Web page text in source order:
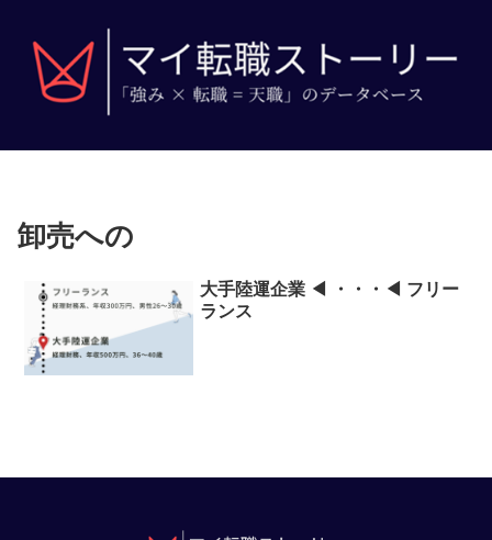
卸売への
大手陸運企業 ◀ ・・・◀ フリー
ランス